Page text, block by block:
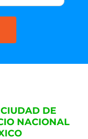
DE
NACIONAL